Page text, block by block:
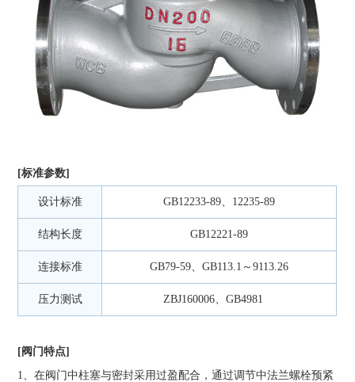
[标准参数]
设计标准 GB12233-89、12235-89
结构长度 GB12221-89
连接标准 GB79-59、GB113.1～9113.26
压力测试 ZBJ160006、GB4981
[阀门特点]
1
、在阀门中柱塞与密封采用过盈配合，通过调节中法兰螺栓预紧